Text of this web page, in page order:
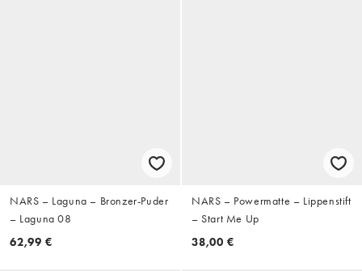
NARS – Laguna – Bronzer-Puder
– Laguna 08
62,99 €
NARS – Powermatte – Lippenstift
– Start Me Up
38,00 €